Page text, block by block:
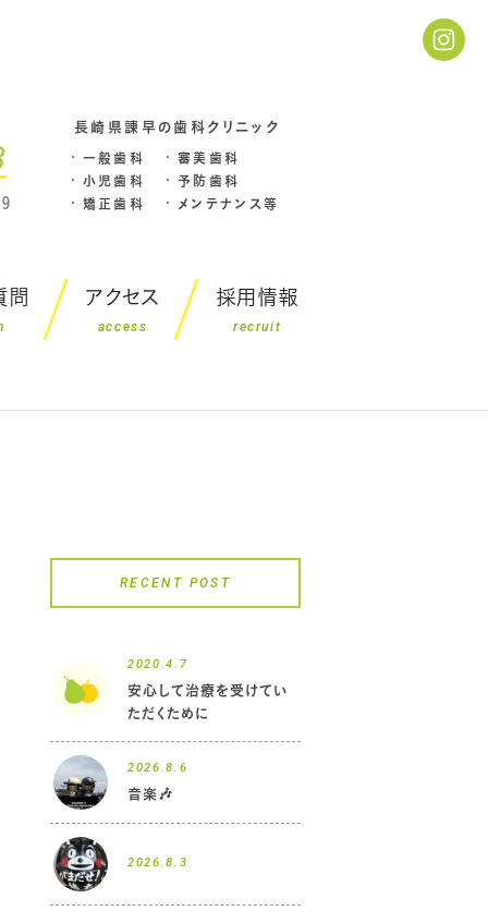
長崎県諌早の歯科クリニック
一般歯科
小児歯科
矯正歯科
審美歯科
予防歯科
メンテナンス等
問 アクセス
access
採用情報
recruit
RECENT POST
2020.4.7
安心して治療を受けてい
ただくために
2026.8.6
音楽🎶
2026.8.3